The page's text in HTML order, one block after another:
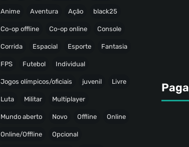
Anime Aventura Ação black25
Co-op offline Co-op online Console
Corrida Espacial Esporte Fantasia
FPS Futebol Individual
Jogos olímpicos/oficiais juvenil Livre
Luta Militar Multiplayer
Mundo aberto Novo Offline Online
Online/Offline Opcional